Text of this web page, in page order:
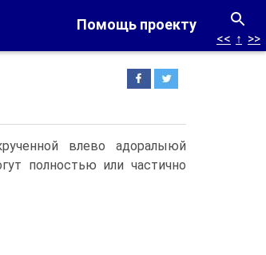
Помощь проекту
<< ↑ >>
влево адоралыюй
полностью или частично